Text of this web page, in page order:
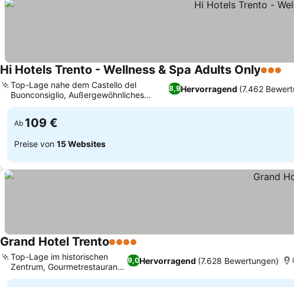
Hi Hotels Trento - Wellness & Spa Adults Only3 Sterne
8,9Hervorragend (7.462
Top-Lage nahe dem Castello del
Buonconsiglio, Außergewöhnliches
Gourmet-Frühstücksbuffet
Ab 109 €
Preise von 15 Websites
Grand Hotel Trento4 Sterne
9,0Hervorragend (7.628 Bewertungen)
Top-Lage im historischen
Zentrum, Gourmetrestaurant
Clesio